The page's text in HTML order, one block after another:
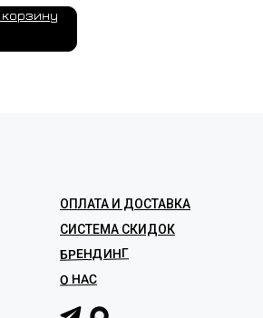
корзину
ОПЛАТА И ДОСТАВКА
СИСТЕМА СКИДОК
БРЕНДИНГ
О НАС